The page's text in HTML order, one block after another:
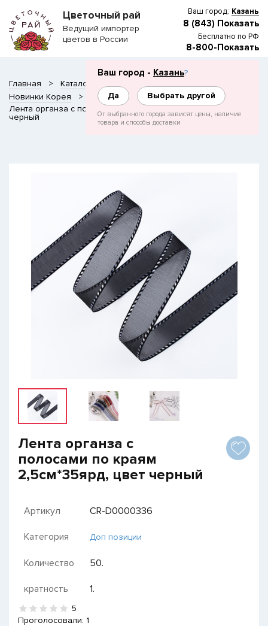
Ваш город: Казань
Ваш город - Казань?
Да Выбрать другой
От выбранного города зависят цены, наличие
товара и способы доставки
8 (843) Показать
Бесплатно по РФ
8-800-Показать
Цветочный рай
Ведущий импортер
цветов в России
Главная Каталог
Новинки Корея
Доп позиции
Лента органза с полосами по краям 2,5см*35ярд, цвет
черный
Лента органза с
полосами по краям
2,5см*35ярд, цвет черный
Артикул CR-D0000336
Категория Доп позиции
Количество 50.
кратность 1.
5
Проголосовали: 1